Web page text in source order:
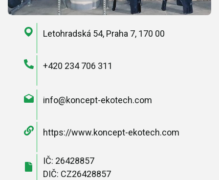
Letohradská 54, Praha 7, 170 00
+420 234 706 311
info@koncept-ekotech.com
https://www.koncept-ekotech.com
IČ: 26428857
DIČ: CZ26428857